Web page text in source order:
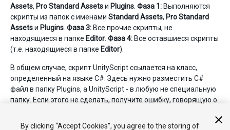
Assets, Pro Standard Assetsи Plugins Фаза 1: Выполняются
скрипты из папок с именами Standard Assets, Pro Standard
Assetsи Plugins Фаза 3: Все прочие скрипты, не
находящиеся в папке Editor Фаза 4: Все оставшиеся скрипты
(т.е. находящиеся в папке Editor).
В общем случае, скрипт UnityScript ссылается на класс,
определенный на языке C#. Здесь нужно разместить C#
файл в папку Plugins, а UnityScript - в любую не специальную
папку. Если этого не сделать, получите ошибку, говорящую о
By clicking “Accept Cookies”, you agree to the storing of